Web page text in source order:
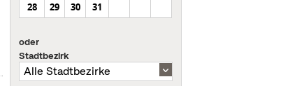
28
29 30 31
oder
Stadtbezirk